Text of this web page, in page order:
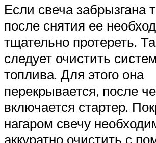
Если свеча забрызгана
после снятия ее
тщательно протереть.
следует очистить
топлива. Для этого она
перекрывается, после
включается стартер.
нагаром свечу
аккуратно очистить с